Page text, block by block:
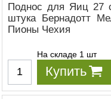
Поднос для Яиц 27
штука Бернадотт
Пионы Чехия
На складе 1 шт
Купить